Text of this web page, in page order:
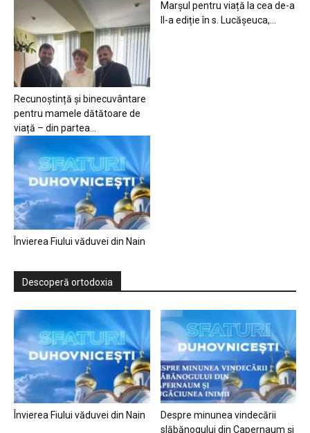
Recunoștință și binecuvântare
pentru mamele dătătoare de
viață – din partea...
Marșul pentru viață la cea de-a
II-a ediție în s. Lucășeuca,...
Învierea Fiului văduvei din Nain
Descoperă ortodoxia
Învierea Fiului văduvei din Nain
Despre minunea vindecării
slăbănogului din Capernaum și